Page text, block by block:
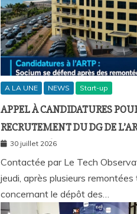
A LA UNE NEWS Start-up
APPEL À CANDIDATURES
RECRUTEMENT DU DG DE
SOCIUM DÉFEND LA FIABILITÉ
PLATEFORME MALGRÉ
REMONTÉES TECHNIQUES
30 juillet 2026
Contactée par Le Tech
jeudi, après plusieurs
concernant le dépôt des…